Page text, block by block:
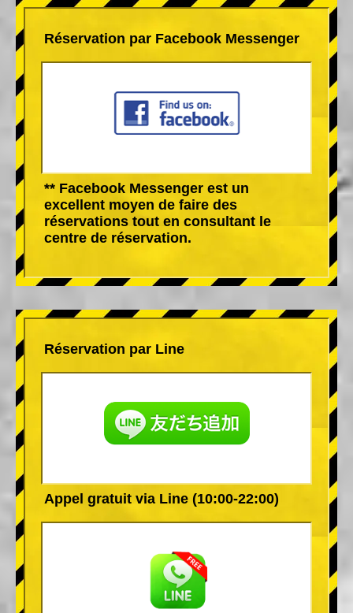
Réservation par Facebook Messenger
** Facebook Messenger est un
excellent moyen de faire des
réservations tout en consultant le
centre de réservation.
Réservation par Line
Appel gratuit via Line (10:00-22:00)